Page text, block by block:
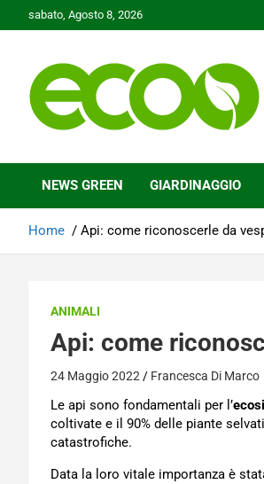
to
sabato, Agosto 8, 2026
Ecoo.it
NEWS GREEN GIARDINAGGIO
Home Api: come riconoscerle da
ANIMALI
Api: come
24 Maggio 2022 Francesca Di Marco
Le api sono fondamentali per l’
coltivate e il 90% delle piante
catastrofiche.
Data la loro vitale importanza è